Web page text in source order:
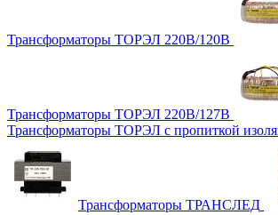
Трансформаторы ТОРЭЛ 220В/120В
Трансформаторы ТОРЭЛ 220В/127В
Трансформаторы ТОРЭЛ с пропиткой
Трансформаторы ТРАНСЛЕД